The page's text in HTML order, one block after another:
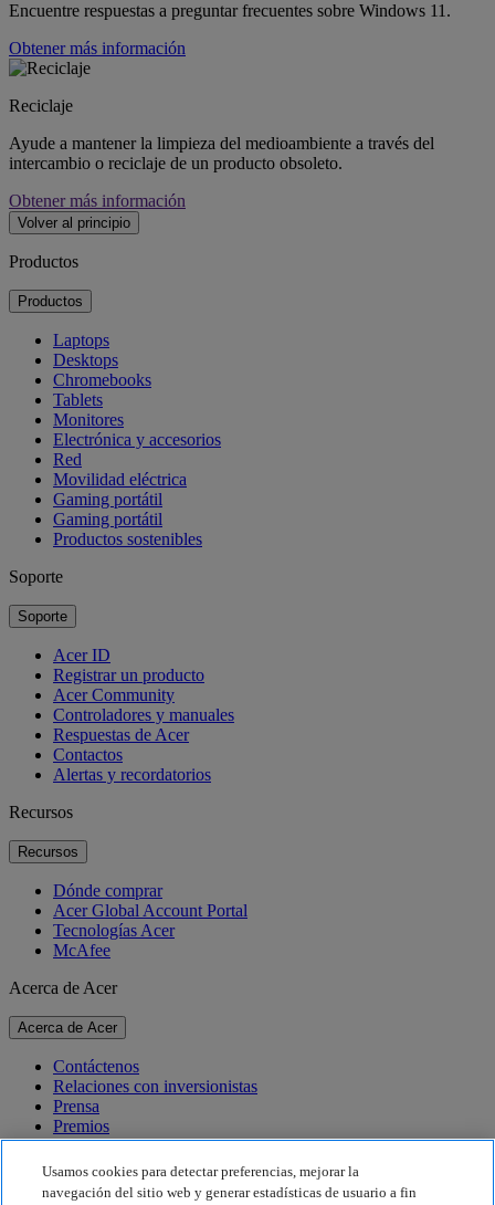
Encuentre respuestas a preguntar frecuentes sobre Windows 11.
Obtener más información
Reciclaje
Ayude a mantener la limpieza del medioambiente a través del
intercambio o reciclaje de un producto obsoleto.
Obtener más información
Volver al principio
Productos
Productos
Laptops
Desktops
Chromebooks
Tablets
Monitores
Electrónica y accesorios
Red
Movilidad eléctrica
Gaming portátil
Gaming portátil
Productos sostenibles
Soporte
Soporte
Acer ID
Registrar un producto
Acer Community
Controladores y manuales
Respuestas de Acer
Contactos
Alertas y recordatorios
Recursos
Recursos
Dónde comprar
Acer Global Account Portal
Tecnologías Acer
McAfee
Acerca de Acer
Acerca de Acer
Contáctenos
Relaciones con inversionistas
Prensa
Premios
Eventos
Sostenibilidad
Usamos cookies para detectar preferencias, mejorar la
navegación del sitio web y generar estadísticas de usuario a fin